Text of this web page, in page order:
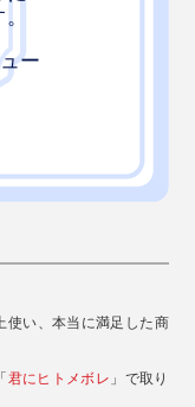
した直後は、わず
ふんわりと立ち上
漂い、森林浴して
なヒノキ精油と比
、その違いがわか
にオイルを同梱し
てのギフト包装
使い、本当に満足した商
君にヒトメボレ 」で取り